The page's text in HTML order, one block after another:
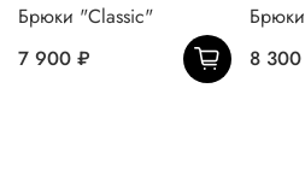
Брюки "Classic"
7 900 ₽
8